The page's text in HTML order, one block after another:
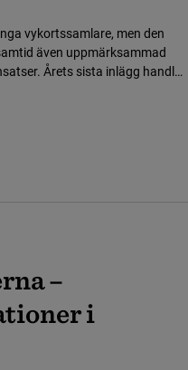
vykortssamlare, men den
även uppmärksammad
Årets sista inlägg handlar
vykortets fader – och
–
i